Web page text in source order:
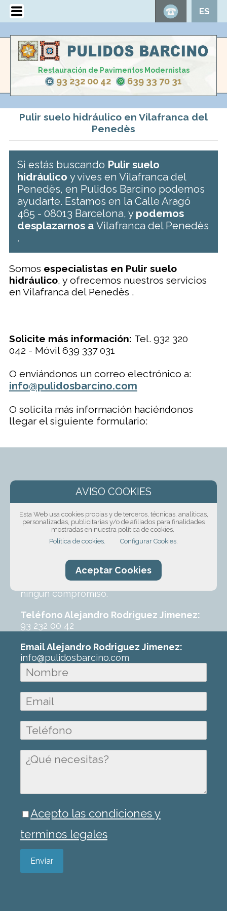
ES
Restauración de Pavimentos Modernistas
93 232 00 42 639 33 70 31
Pulir suelo hidráulico en Vilafranca del
Penedès
Si estás buscando Pulir suelo
hidráulicoy vives en Vilafranca del
Penedès, en Pulidos Barcino podemos
ayudarte. Estamos en la Calle Aragó
465 - 08013 Barcelona, y podemos
desplazarnos aVilafranca del Penedès
.
Somos especialistas en Pulir suelo
hidráulico, y ofrecemos nuestros servicios
en Vilafranca del Penedès .
Solicite más información: Tel. 932 320
042 - Móvil 639 337 031
O enviándonos un correo electrónico a:
info@pulidosbarcino.com
O solicita más información haciéndonos
llegar el siguiente formulario:
¡Solicita presupuesto
sin compromiso!
Ponte en contacto con nosotros mediante
electrónico. Con un poco de información
sobre el trabajo que requeres podremos
ofrecerte un primer presupuesto sin
ningún compromiso.
Teléfono Alejandro Rodriguez Jimenez:
93 232 00 42
Email Alejandro Rodriguez Jimenez:
info@pulidosbarcino.com
Acepto las condiciones y
terminos legales
Enviar
Esta Web usa cookies propias y de terceros, técnicas, analíticas,
personalizadas, publicitarias y/o de afiliados para finalidades
mostradas en nuestra política de cookies.
Política de cookies.
Configurar Cookies.
Aceptar Cookies